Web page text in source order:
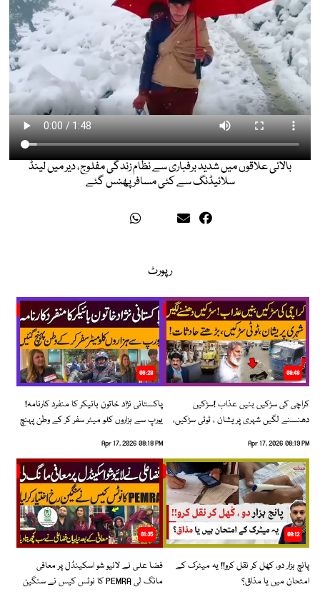
بالائی علاقوں میں شدید برفباری سے نظام زندگی مفلوج، دیر میں لینڈ
سلائیڈنگ سے کئی مسافر پھنس گئے
رپورٹ
08:48
کراچی کی سڑکیں بنیں عذاب !سڑکیں
دھنسنے لگیں شہری پریشان ، ٹوٹی سڑکیں،
Apr 17, 2026 08:19 PM
06:28
پاکستانی نژاد خاتون بائیکر کا منفرد کارنامہ!
یورپ سے ہزاروں کلو میٹر سفر کر کے وطن پہنچ
Apr 17, 2026 08:18 PM
09:12
پانچ ہزار دو، کھل کر نقل کرو!! یہ میٹرک کے
امتحان میں یا مذاق؟
01:35
فضا علی نے لائیو شو اسکینڈل پر معافی
مانگ لی PEMRA کا نوٹس کیس نے سنگین